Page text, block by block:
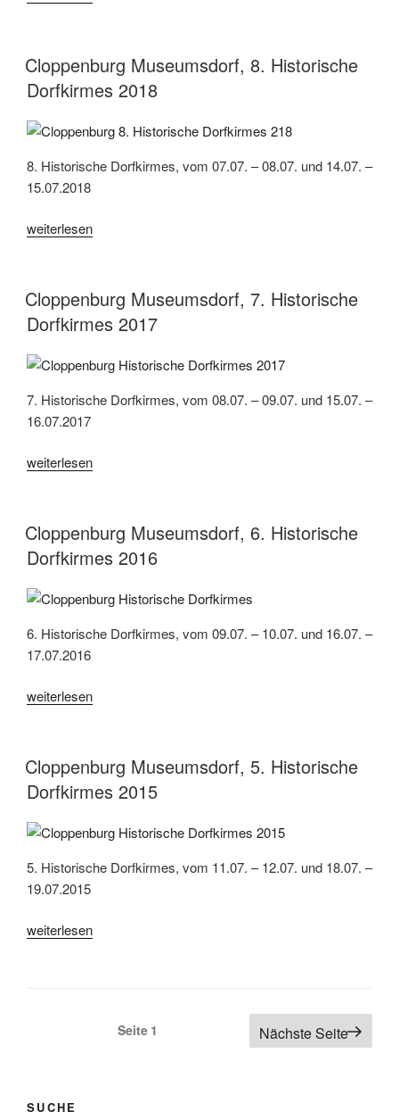
Historische
Dorfkirmes
2019“
Cloppenburg Museumsdorf, 8. Historische
Dorfkirmes 2018
8. Historische Dorfkirmes, vom 07.07. – 08.07. und 14.07. –
15.07.2018
„Cloppenburg
Historische
Dorfkirmes
2018“
weiterlesen
Cloppenburg Museumsdorf, 7. Historische
Dorfkirmes 2017
7. Historische Dorfkirmes, vom 08.07. – 09.07. und 15.07. –
16.07.2017
„Cloppenburg
Historische
Dorfkirmes
2017“
weiterlesen
Cloppenburg Museumsdorf, 6. Historische
Dorfkirmes 2016
6. Historische Dorfkirmes, vom 09.07. – 10.07. und 16.07. –
17.07.2016
„Cloppenburg
Historische
Dorfkirmes
2016“
weiterlesen
Cloppenburg Museumsdorf, 5. Historische
Dorfkirmes 2015
5. Historische Dorfkirmes, vom 11.07. – 12.07. und 18.07. –
19.07.2015
„Cloppenburg
weiterlesen
Seitennummerierung
Seite 1 Nächste Seite
SUCHE